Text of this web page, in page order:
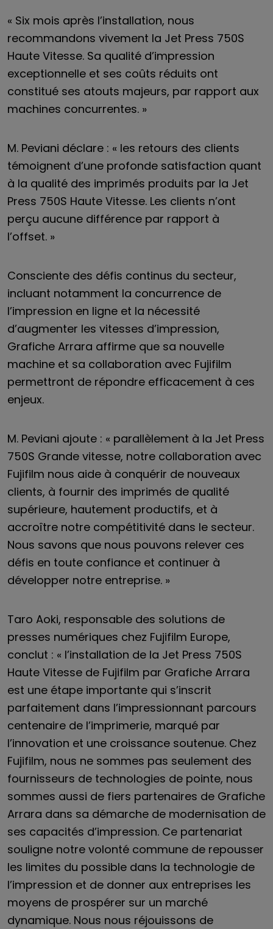
« Six mois après l’installation, nous
recommandons vivement la Jet Press 750S
Haute Vitesse. Sa qualité d’impression
exceptionnelle et ses coûts réduits ont
constitué ses atouts majeurs, par rapport aux
machines concurrentes. »
M. Peviani déclare : « les retours des clients
témoignent d’une profonde satisfaction quant
à la qualité des imprimés produits par la Jet
Press 750S Haute Vitesse. Les clients n’ont
perçu aucune différence par rapport à
l’offset. »
Consciente des défis continus du secteur,
incluant notamment la concurrence de
l’impression en ligne et la nécessité
d’augmenter les vitesses d’impression,
Grafiche Arrara affirme que sa nouvelle
machine et sa collaboration avec Fujifilm
permettront de répondre efficacement à ces
enjeux.
M. Peviani ajoute : « parallèlement à la Jet Press
750S Grande vitesse, notre collaboration avec
Fujifilm nous aide à conquérir de nouveaux
clients, à fournir des imprimés de qualité
supérieure, hautement productifs, et à
accroître notre compétitivité dans le secteur.
Nous savons que nous pouvons relever ces
défis en toute confiance et continuer à
développer notre entreprise. »
Taro Aoki, responsable des solutions de
presses numériques chez Fujifilm Europe,
conclut : « l’installation de la Jet Press 750S
Haute Vitesse de Fujifilm par Grafiche Arrara
est une étape importante qui s’inscrit
parfaitement dans l’impressionnant parcours
centenaire de l’imprimerie, marqué par
l’innovation et une croissance soutenue. Chez
Fujifilm, nous ne sommes pas seulement des
fournisseurs de technologies de pointe, nous
sommes aussi de fiers partenaires de Grafiche
Arrara dans sa démarche de modernisation de
ses capacités d’impression. Ce partenariat
souligne notre volonté commune de repousser
les limites du possible dans la technologie de
l’impression et de donner aux entreprises les
moyens de prospérer sur un marché
dynamique. Nous nous réjouissons de